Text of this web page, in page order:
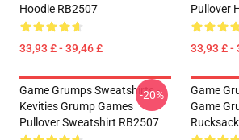
Hoodie RB2507
33,93 £ - 39,46 £
Pullover
33,93 £ -
Game Grumps Sweatshirts -
Kevities Grump Games
Pullover Sweatshirt RB2507
-20%
Game
Game